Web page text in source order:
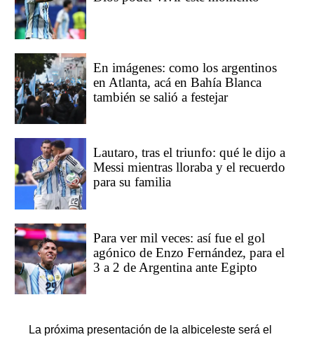
En imágenes: como los argentinos
en Atlanta, acá en Bahía Blanca
también se salió a festejar
Lautaro, tras el triunfo: qué le dijo a
Messi mientras lloraba y el recuerdo
para su familia
Para ver mil veces: así fue el gol
agónico de Enzo Fernández, para el
3 a 2 de Argentina ante Egipto
La próxima presentación de la albiceleste será el